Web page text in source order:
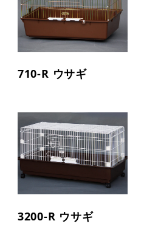
710-R ウサギ
3200-R ウサギ